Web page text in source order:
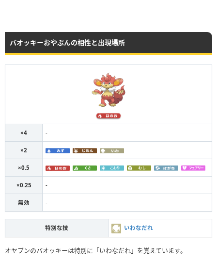
バオッキーおやぶんの相性と出現場所
×4 -
×2
×0.5
×0.25 -
無効 -
特別な技 いわなだれ
オヤブンのバオッキーは特別に「いわなだれ」を覚えています。